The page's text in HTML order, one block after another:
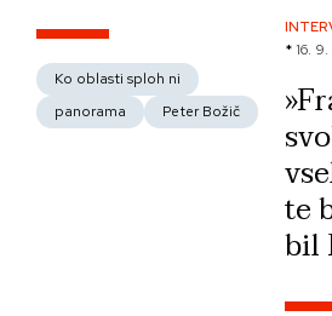
Ko oblasti sploh ni
panorama
Peter Božič
* 16.
te
bil